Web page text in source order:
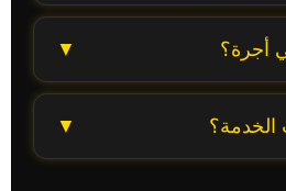
وسرعة.
عبر الاتصال الهاتفي
وسيكون السائق الأقرب إليك
أجرة؟ ▼
50059210
تصل إليك فورًا.
▼